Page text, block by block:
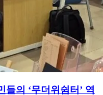
의 ‘무더위쉼터’ 역